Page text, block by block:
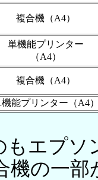
複合機（A4）
単機能プリンター
（A4）
複合機（A4）
機能プリンター（A4
エプソ
機の一